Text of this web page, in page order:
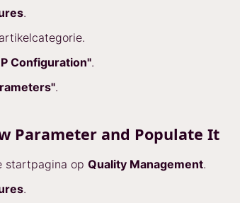
.
Configuration".
.
Parameter and Populate It
startpagina op Quality Management.
.